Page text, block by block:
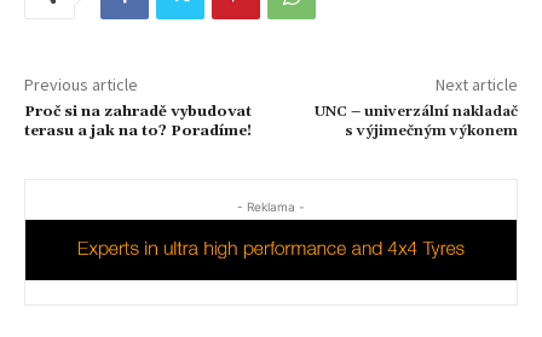
Previous article
Proč si na zahradě vybudovat
terasu a jak na to? Poradíme!
Next article
UNC – univerzální nakladač
s výjimečným výkonem
- Reklama -